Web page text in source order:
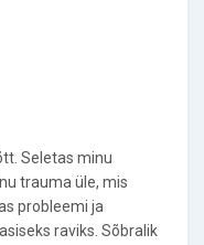
Seletas minu
trauma üle, mis
probleemi ja
raviks. Sõbralik